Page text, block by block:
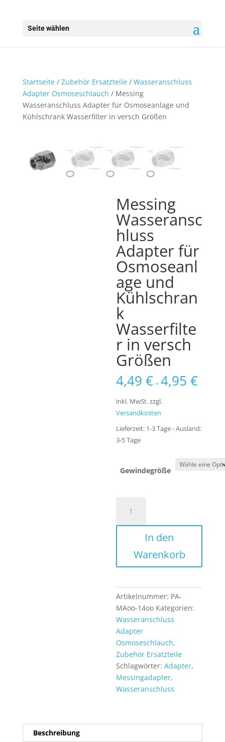
Seite wählen
Startseite/ Zubehör Ersatzteile/ Wasseranschluss
Adapter Osmoseschlauch / Messing
Wasseranschluss Adapter für Osmoseanlage und
Kühlschrank Wasserfilter in versch Größen
Messing
Wasseransc
hluss
Adapter für
Osmoseanl
age und
Kühlschran
k
Wasserfilte
r in versch
Größen
4,49€ –4,95€
inkl. MwSt.zzgl.
Versandkosten
Lieferzeit: 1-3 Tage - Ausland:
3-5 Tage
Gewindegröße
Wasseranschluss
Adapter
Osmoseanlage
in
versch
Größen
Menge
In den
Warenkorb
Artikelnummer: PA-
MAoo-14oo Kategorien:
Wasseranschluss
Adapter
Osmoseschlauch,
Zubehör Ersatzteile
Schlagwörter:Adapter,
Messingadapter,
Wasseranschluss
Beschreibung